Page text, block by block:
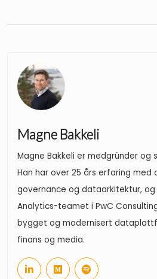
Magne Bakkeli
Magne Bakkeli er medgründer og
Han har over 25 års erfaring
governance og dataarkitektur,
Analytics-teamet i PwC
bygget og modernisert
finans og media.